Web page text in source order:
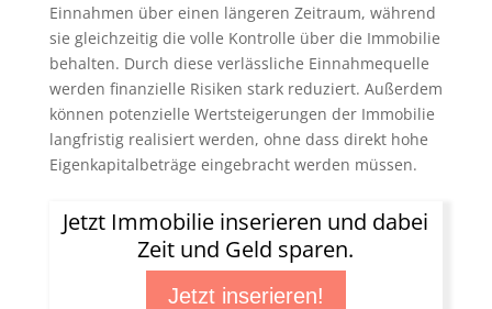
Einnahmen über einen längeren Zeitraum, während
sie gleichzeitig die volle Kontrolle über die Immobilie
behalten. Durch diese verlässliche Einnahmequelle
werden finanzielle Risiken stark reduziert. Außerdem
können potenzielle Wertsteigerungen der Immobilie
langfristig realisiert werden, ohne dass direkt hohe
Eigenkapitalbeträge eingebracht werden müssen.
Jetzt Immobilie inserieren und dabei
Zeit und Geld sparen.
Jetzt inserieren!